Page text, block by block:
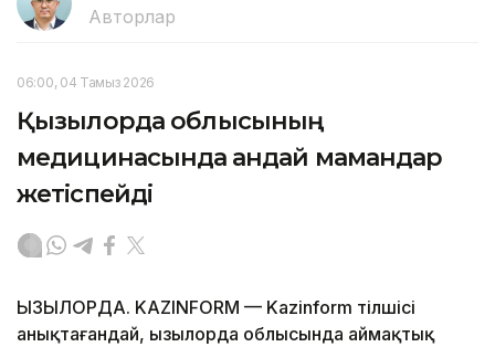
Авторлар
06:00, 04 Тамыз 2026
Қызылорда облысының
медицинасында қандай мамандар
жетіспейді
ҚЫЗЫЛОРДА. KAZINFORM — Kazinform тілшісі
анықтағандай, Қызылорда облысында аймақтық